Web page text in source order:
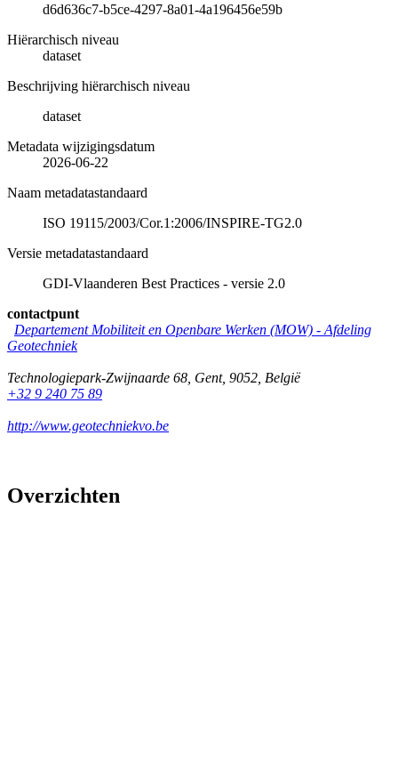
d6d636c7-b5ce-4297-8a01-4a196456e59b
Hiërarchisch niveau
dataset
Beschrijving hiërarchisch niveau
dataset
Metadata wijzigingsdatum
2026-06-22
Naam metadatastandaard
ISO 19115/2003/Cor.1:2006/INSPIRE-TG2.0
Versie metadatastandaard
GDI-Vlaanderen Best Practices - versie 2.0
contactpunt
Departement Mobiliteit en Openbare Werken (MOW) - Afdeling
Geotechniek
Technologiepark-Zwijnaarde 68 Gent, 9052 België
+32 9 240 75 89
http://www.geotechniekvo.be
Overzichten